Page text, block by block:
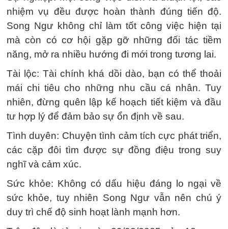
nhiệm vụ đều được hoàn thành đúng tiến độ.
Song Ngư không chỉ làm tốt công việc hiện tại
mà còn có cơ hội gặp gỡ những đối tác tiềm
năng, mở ra nhiều hướng đi mới trong tương lai.
Tài lộc: Tài chính khá dồi dào, bạn có thể thoải
mái chi tiêu cho những nhu cầu cá nhân. Tuy
nhiên, đừng quên lập kế hoạch tiết kiệm và đầu
tư hợp lý để đảm bảo sự ổn định về sau.
Tình duyên: Chuyện tình cảm tích cực phát triển,
các cặp đôi tìm được sự đồng điệu trong suy
nghĩ và cảm xúc.
Sức khỏe: Không có dấu hiệu đáng lo ngại về
sức khỏe, tuy nhiên Song Ngư vẫn nên chú ý
duy trì chế độ sinh hoạt lành mạnh hơn.